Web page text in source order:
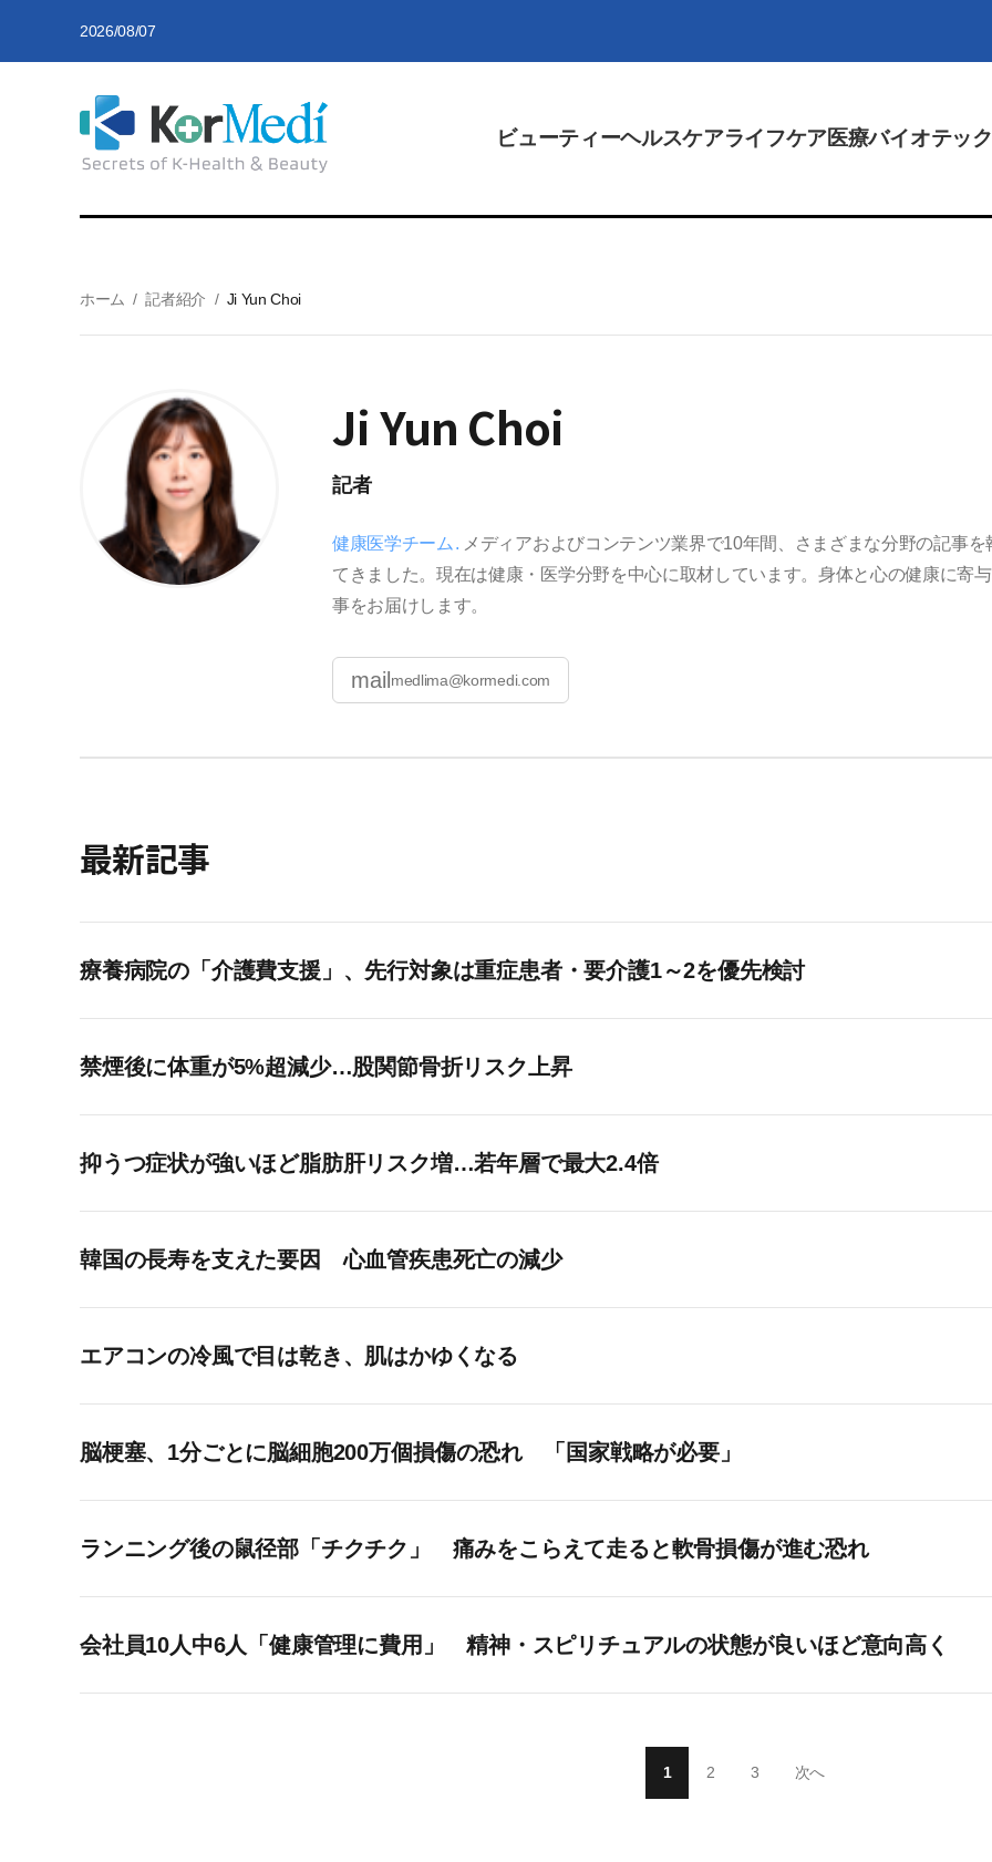
2026/08/07
ビューティーヘルスケアライフケア医療バイオテック
ホーム /記者紹介 / Ji Yun Choi
Ji Yun Choi
記者
健康医学チーム
メディアおよびコンテンツ業界で10年間、さまざまな分野の記事を
てきました。現在は健康・医学分野を中心に取材しています。身体と心の健康に寄
事をお届けします。
mail medlima@kormedi.com
最新記事
療養病院の「介護費支援」、先行対象は重症患者・要介護1～2を優先検討
禁煙後に体重が5%超減少…股関節骨折リスク上昇
抑うつ症状が強いほど脂肪肝リスク増…若年層で最大2.4倍
韓国の長寿を支えた要因 心血管疾患死亡の減少
エアコンの冷風で目は乾き、肌はかゆくなる
脳梗塞、1分ごとに脳細胞200万個損傷の恐れ 「国家戦略が必要」
ランニング後の鼠径部「チクチク」 痛みをこらえて走ると軟骨損傷が進む恐れ
会社員10人中6人「健康管理に費用」 精神・スピリチュアルの状態が良いほど意向高く
1 2 3 次へ